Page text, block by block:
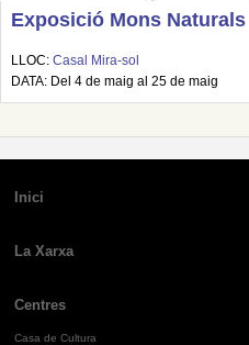
Exposició Mons Naturals
LLOC: Casal Mira-sol
DATA: Del 4 de maig al 25 de maig
Inici
La Xarxa
Centres
Casa de Cultura